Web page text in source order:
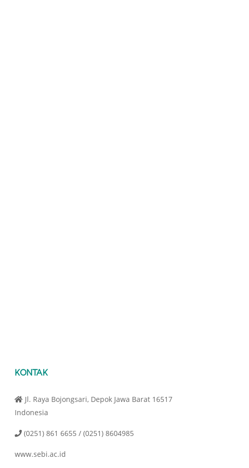
KONTAK
Jl. Raya Bojongsari, Depok Jawa Barat 16517
Indonesia
(0251) 861 6655 / (0251) 8604985
www.sebi.ac.id